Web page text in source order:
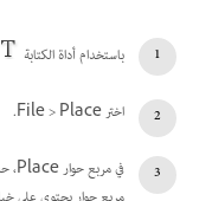
باستخدام أداة الكتابة
اختر File > Place.
في مربع حوار Place، حدد